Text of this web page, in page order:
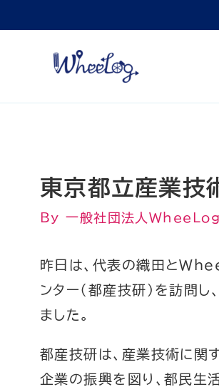
容
キ
東京都立産業技
By一般社団法人
昨日は、代表の織田と
ンター（都産技研）を訪
ました。
都産技研は、産業技術に関
企業の振興を図り、都民生